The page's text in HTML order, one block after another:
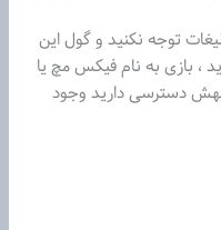
توجه نکنید و گول این
، بازی به نام فیکس مچ یا
بهش دسترسی دارید وجود